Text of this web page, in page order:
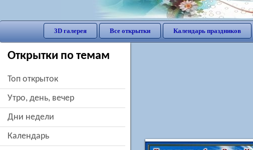
3D галерея Все открытки Календарь праздников
Открытки по темам
Топ открыток
утро, день, вечер
дни недели
Календарь